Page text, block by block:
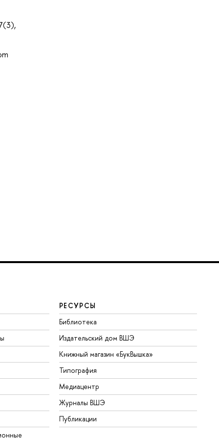
РЕСУРСЫ
Библиотека
Издательский дом ВШЭ
Книжный магазин «БукВышка»
Типография
Медиацентр
Журналы ВШЭ
Публикации